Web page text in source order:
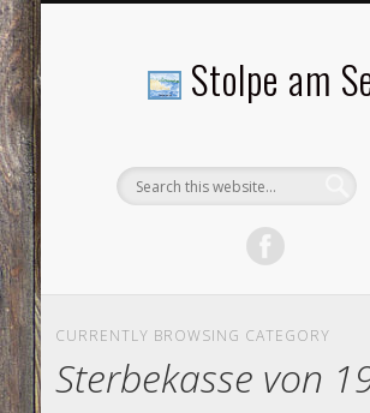
Stolpe am
CURRENTLY BROWSING CATEGORY
Sterbekasse von